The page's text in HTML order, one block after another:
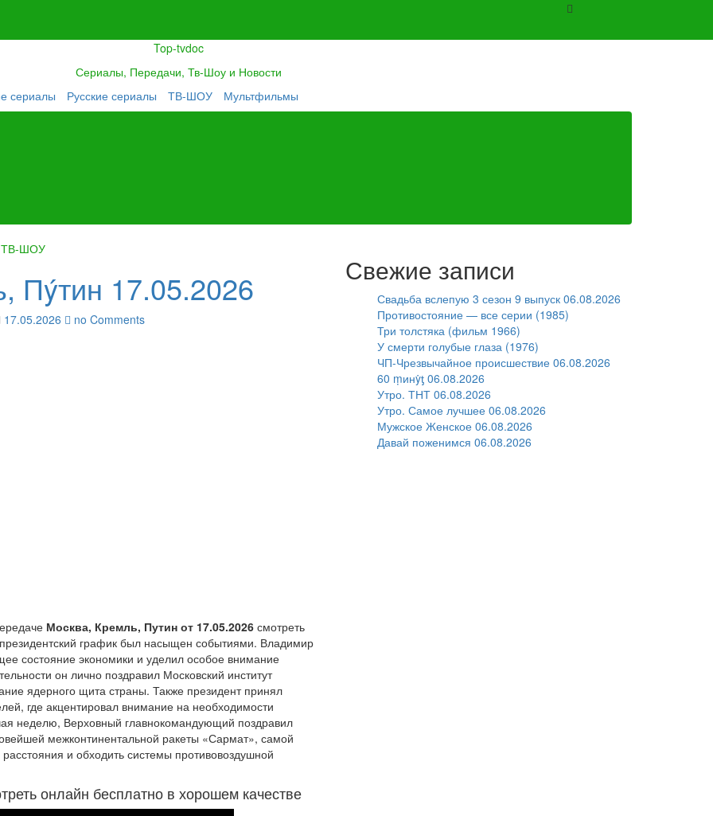
Top-tvdoc
Сериалы, Передачи, Тв-Шоу и Новости
сериалы Русские сериалы ТВ-ШОУ Мультфильмы
ТВ-ШОУ
Пýтин 17.05.2026
17.05.2026 no Comments
Москва, Кремль, Путин от 17.05.2026 смотреть
график был насыщен событиями. Владимир
состояние экономики и уделил особое внимание
он лично поздравил Московский институт
ядерного щита страны. Также президент принял
где акцентировал внимание на необходимости
неделю, Верховный главнокомандующий поздравил
межконтинентальной ракеты «Сармат», самой
и обходить системы противовоздушной
онлайн бесплатно в хорошем качестве
Свежие записи
Свадьба вслепую 3 сезон 9 выпуск 06.08.2026
Противостояние — все серии (1985)
Три толстяка (фильм 1966)
У смерти голубые глаза (1976)
ЧП-Чрезвычайное происшествие 06.08.2026
60 ṃинẏƫ 06.08.2026
Утро. ТНТ 06.08.2026
Утро. Самое лучшее 06.08.2026
Мужское Женское 06.08.2026
Давай поженимся 06.08.2026